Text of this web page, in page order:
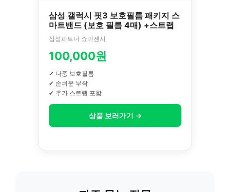
삼성 갤럭시 핏3 보호필름 패키지 스
마트밴드 (보호 필름 4매) +스트랩
삼성파트너 쇼마젠시
100,000원
✔ 다중 보호필름
✔ 손쉬운 부착
✔ 추가 스트랩 포함
상품 보러가기 →